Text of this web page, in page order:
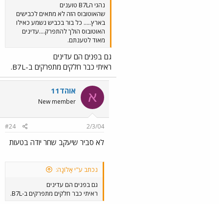
נהגי הB7L טוענים
שהאוטובוס הזה לא מתאים לכבישים
בארץ..... כל בור בכביש נשמע כאילו
האוטובוס הולך להתפרק....עדינים
מאוד לטענתם.
גם בפנים הם עדינים
ראיתי כבר חלקים מתפרקים ב-B7L.
א אוהד11
New member
2/3/04
#24
לא סביר שיעקב שחר יודה בטעות
נכתב ע"י אָלוֹנָה:
גם בפנים הם עדינים
ראיתי כבר חלקים מתפרקים ב-B7L.